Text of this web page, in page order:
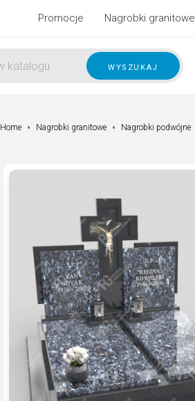
Promocje Nagrobki granitowe
wyszukaj
Home Nagrobki granitowe Nagrobki podwójne